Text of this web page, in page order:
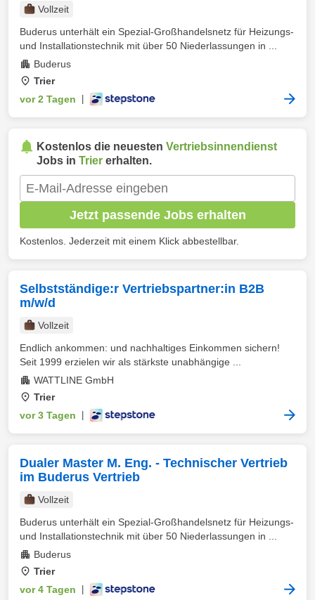
Vollzeit
Buderus unterhält ein Spezial-Großhandelsnetz für Heizungs-
und Installationstechnik mit über 50 Niederlassungen in ...
Buderus
Trier
vor 2 Tagen
Kostenlos die neuesten Vertriebsinnendienst
Jobs in Trier erhalten.
Jetzt passende Jobs erhalten
Kostenlos. Jederzeit mit einem Klick abbestellbar.
Selbstständige:r Vertriebspartner:in B2B
m/w/d
Vollzeit
Endlich ankommen: und nachhaltiges Einkommen sichern!
Seit 1999 erzielen wir als stärkste unabhängige ...
WATTLINE GmbH
Trier
vor 3 Tagen
Dualer Master M. Eng. - Technischer Vertrieb
im Buderus Vertrieb
Vollzeit
Buderus unterhält ein Spezial-Großhandelsnetz für Heizungs-
und Installationstechnik mit über 50 Niederlassungen in ...
Buderus
Trier
vor 4 Tagen